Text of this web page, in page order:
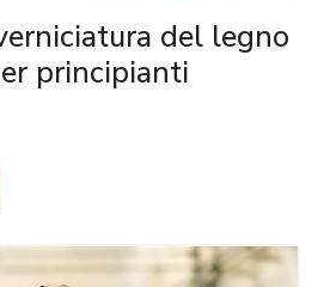
del legno
principianti